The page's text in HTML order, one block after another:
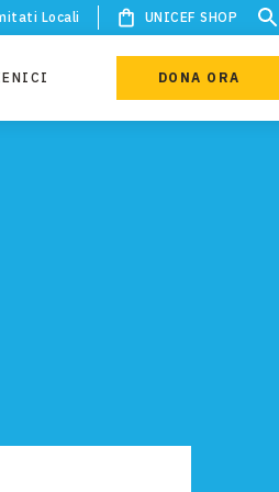
Locali UNICEF SHOP
DONA ORA